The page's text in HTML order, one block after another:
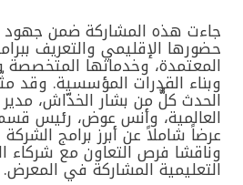
جاءت هذه المشاركة ضمن جهود
حضورها الإقليمي والتعريف
المعتمدة، وخدماتها
وبناء القدرات المؤسسية. وقد
الحدث كلٌّ من بشار الخدّاش،
العالمية، وأنس عوض، رئيس
عرضاً شاملاً عن أبرز برامج الشركة
وناقشا فرص التعاون مع شركاء
التعليمية المشاركة في المعرض.